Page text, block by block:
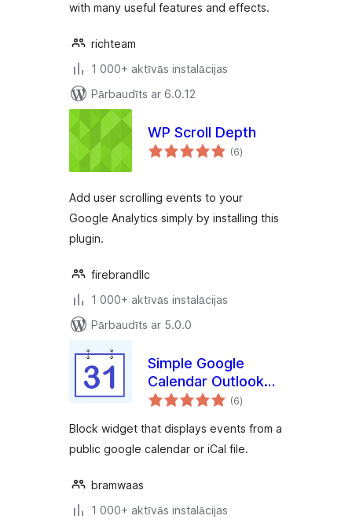
with many useful features and effects.
richteam
1 000+ aktīvās instalācijas
Pārbaudīts ar 6.0.12
WP Scroll Depth
(6vērtējumu
kopsumma
)
Add user scrolling events to your
Google Analytics simply by installing this
plugin.
firebrandllc
1 000+ aktīvās instalācijas
Pārbaudīts ar 5.0.0
Simple Google
Calendar Outlook
Events Widget
(6vērtējumu
kopsumma
)
Block widget that displays events from a
public google calendar or iCal file.
bramwaas
1 000+ aktīvās instalācijas